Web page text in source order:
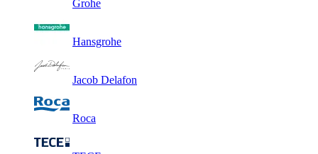
Grohe
Hansgrohe
Jacob Delafon
Roca